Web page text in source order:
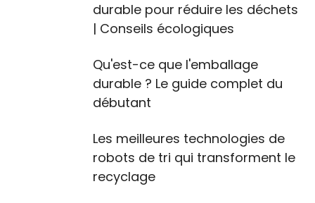
durable pour réduire les déchets
| Conseils écologiques
Qu'est-ce que l'emballage
durable ? Le guide complet du
débutant
Les meilleures technologies de
robots de tri qui transforment le
recyclage